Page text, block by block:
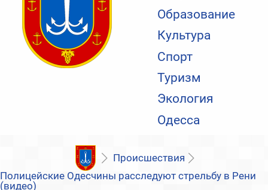
Образование
Культура
Спорт
Туризм
Экология
Одесса
Происшествия
Полицейские Одесчины расследуют стрельбу в Рени
(видео)